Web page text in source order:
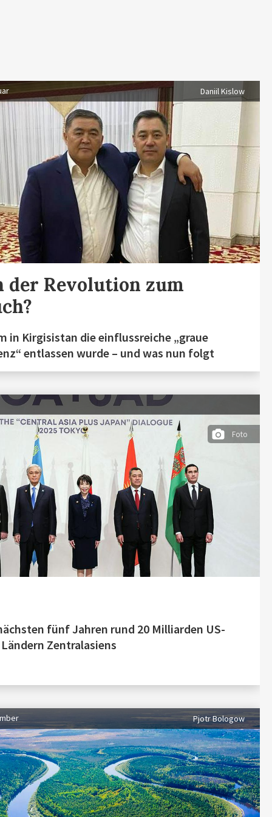
Daniil Kislow
der Revolution zum
in Kirgisistan die einflussreiche „graue
entlassen wurde – und was nun folgt
Foto
fünf Jahren rund 20 Milliarden US-
Zentralasiens
Pjotr Bologow